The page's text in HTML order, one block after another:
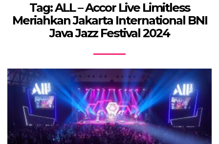
Tag: ALL – Accor Live Limitless
Meriahkan Jakarta International BNI
Java Jazz Festival 2024